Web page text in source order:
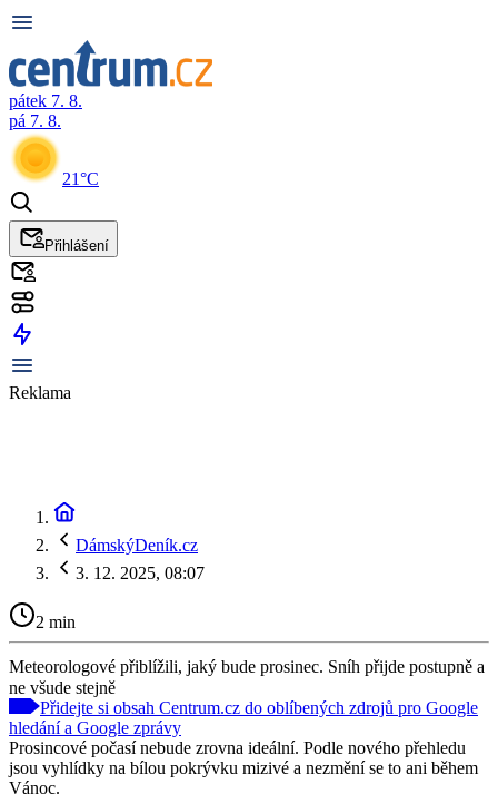
pátek 7. 8.
pá 7. 8.
21°C
Přihlášení
Reklama
DámskýDeník.cz
3. 12. 2025, 08:07
2 min
Meteorologové přiblížili, jaký bude prosinec. Sníh přijde postupně a
ne všude stejně
Přidejte si obsah Centrum.cz do oblíbených zdrojů pro Google
hledání a Google zprávy
Prosincové počasí nebude zrovna ideální. Podle nového přehledu
jsou vyhlídky na bílou pokrývku mizivé a nezmění se to ani během
Vánoc.